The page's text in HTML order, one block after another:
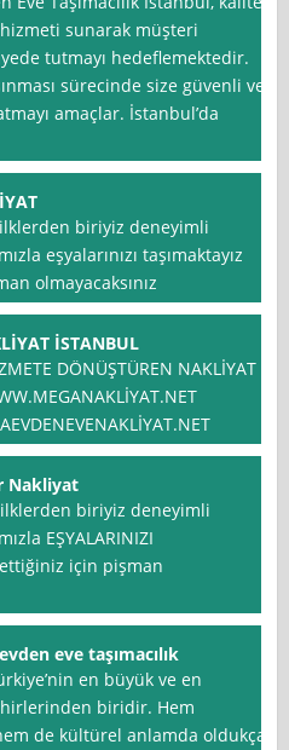
hizmeti sunarak müşteri
tutmayı hedeflemektedir.
sürecinde size güvenli ve
amaçlar. İstanbul’da
biriyiz deneyimli
eşyalarınızı taşımaktayız
olmayacaksınız
İSTANBUL
DÖNÜŞTÜREN NAKLİYAT
Nakliyat
biriyiz deneyimli
EŞYALARINIZI
ettiğiniz için pişman
eve taşımacılık
en büyük ve en
biridir. Hem
de kültürel anlamda oldukça